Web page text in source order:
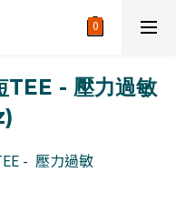
TEE - 壓力過敏
-  壓力過敏